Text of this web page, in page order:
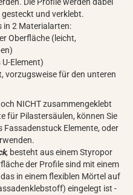
und verklebt.
in 2 Materialarten:
Oberfläche (leicht,
Element)
vorzugsweise für den unteren
NICHT zusammengeklebt
für Pilastersäulen, können Sie
Fassadenstuck Elemente, oder
, besteht aus einem Styropor
der Profile sind mit einem
in einem flexiblen Mörtel auf
eingelegt ist -